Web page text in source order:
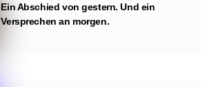
Ein Abschied von gestern. Und ein
Versprechen an morgen.